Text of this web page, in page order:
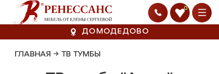
0
ДОМОДЕДОВО
ГЛАВНАЯ → ТВ ТУМБЫ